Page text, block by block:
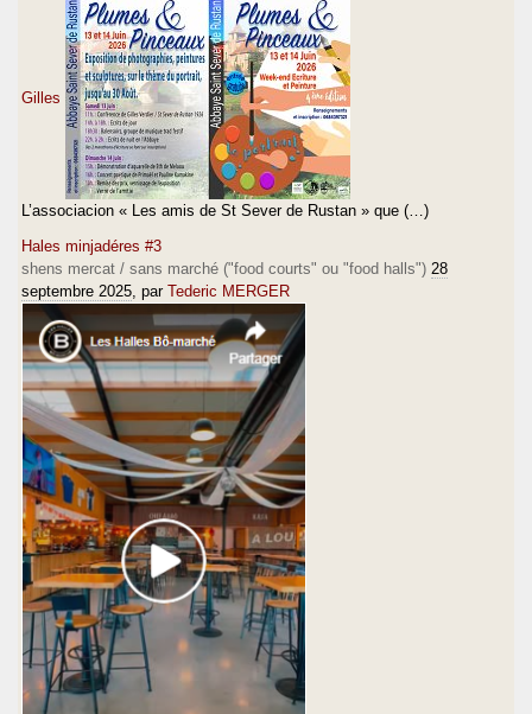
Gilles
L’associacion « Les amis de St Sever de Rustan » que (…)
Hales minjadéres #3
shens mercat / sans marché ("food courts" ou "food halls") 28
septembre 2025 , par Tederic MERGER